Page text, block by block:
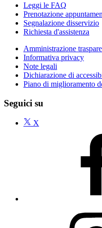
Leggi le FAQ
Prenotazione
Segnalazione disservizio
Richiesta d'assistenza
Amministrazione
Informativa privacy
Note legali
Dichiarazione di
Piano di miglioramento
Seguici su
X